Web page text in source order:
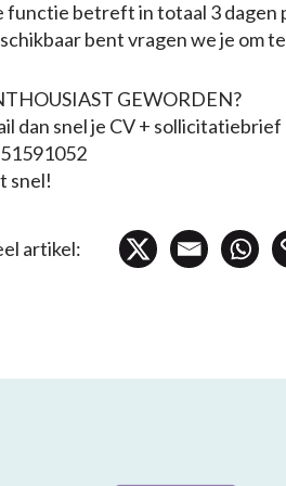
functie betreft in totaal 3 dagen
bent vragen we je om
GEWORDEN?
dan snel je CV +
snel!
artikel: